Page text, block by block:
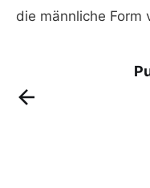
die männliche Form